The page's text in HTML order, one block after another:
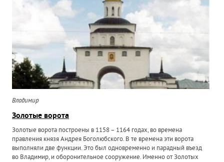
Владимир
Золотые ворота
Золотые ворота построены в 1158 – 1164 годах, во времена
правления князя Андрея Боголюбского. В те времена эти ворота
выполняли две функции. Это был одновременно и парадный въезд
во Владимир, и оборонительное сооружение. Именно от Золотых